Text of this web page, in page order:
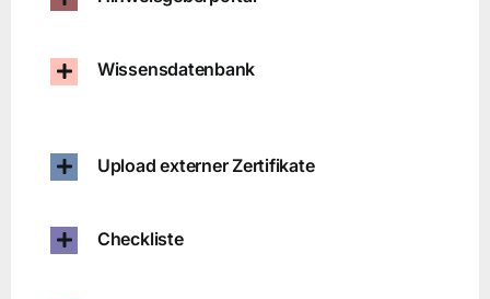
Wissensdatenbank
Upload externer Zertifikate
Checkliste